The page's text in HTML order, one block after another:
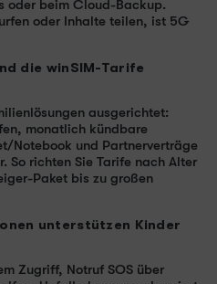
oder beim Cloud-Backup.
oder Inhalte teilen, ist 5G
die winSIM-Tarife
ausgerichtet:
monatlich kündbare
Notebook und Partnerverträge
So richten Sie Tarife nach Alter
Paket bis zu großen
unterstützen Kinder
Zugriff, Notruf SOS über